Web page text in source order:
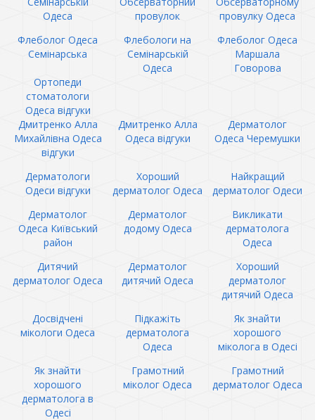
Одеса
провулок
провулку Одеса
Флеболог Одеса
Семінарська
Флебологи на
Семінарській
Одеса
Флеболог Одеса
Маршала
Говорова
Ортопеди
стоматологи
Одеса відгуки
Дмитренко Алла
Михайлівна Одеса
відгуки
Дмитренко Алла
Одеса відгуки
Дерматолог
Одеса Черемушки
Дерматологи
Одеси відгуки
Хороший
дерматолог Одеса
Найкращий
дерматолог Одеси
Дерматолог
Одеса Київський
район
Дерматолог
додому Одеса
Викликати
дерматолога
Одеса
Дитячий
дерматолог Одеса
Дерматолог
дитячий Одеса
Хороший
дерматолог
дитячий Одеса
Досвідчені
мікологи Одеса
Підкажіть
дерматолога
Одеса
Як знайти
хорошого
міколога в Одесі
Як знайти
хорошого
дерматолога в
Одесі
Грамотний
міколог Одеса
Грамотний
дерматолог Одеса